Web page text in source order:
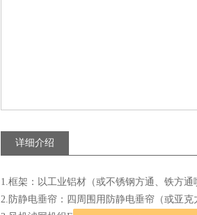
详细介绍
1.框架：以工业铝材（或不锈钢方通、铁方
2.防静电垂帘：四周围用防静电垂帘（或亚